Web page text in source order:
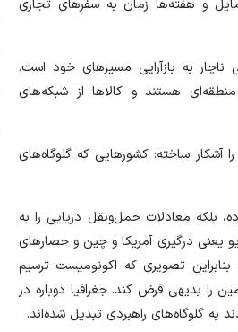
و هفته‌ها زمان به سفر‌های تجاری
به بازآرایی مسیر‌های خود است.
هستند و کالا‌ها از شبکه‌های
آشکار ساخته: کشور‌هایی که گلوگاه‌های
بلکه معادلات حمل‌ونقل دریایی را به
یعنی درگیری آمریکا و چین و حصار‌های
تصویری که اکونومیست ترسیم
را بدیهی فرض کند. جغرافیا دوباره در
گلوگاه‌های راهبردی تبدیل شده‌اند.